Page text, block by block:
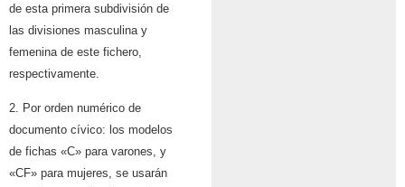
de esta primera subdivisión de
las divisiones masculina y
femenina de este fichero,
respectivamente.
2. Por orden numérico de
documento cívico: los modelos
de fichas «C» para varones, y
«CF» para mujeres, se usarán